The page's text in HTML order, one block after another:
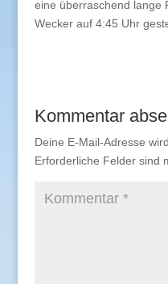
eine überraschend lange
Wecker auf 4:45 Uhr
Kommentar
Deine E-Mail-Adresse
Erforderliche Felder sind